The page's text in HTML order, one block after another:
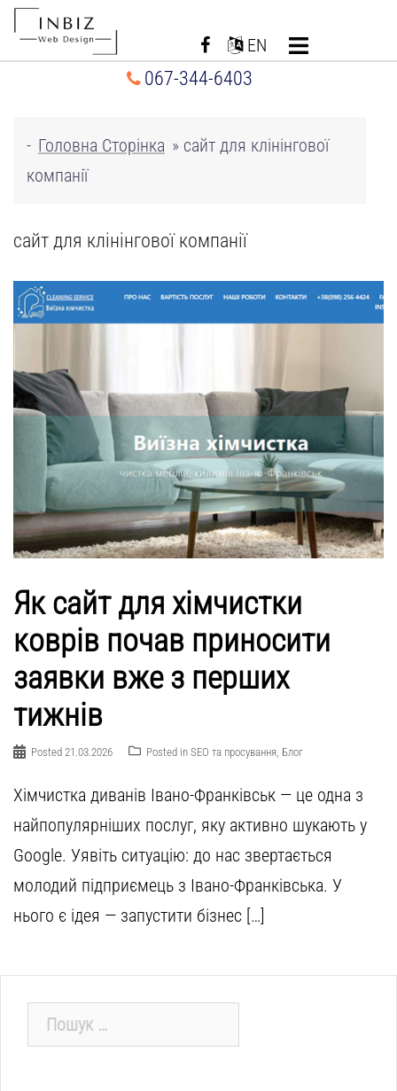
Перейти
EN
067-344-6403
- Головна Сторінка » сайт для клінінгової
компанії
сайт для клінінгової компанії
Як сайт для хімчистки
коврів почав приносити
заявки вже з перших
тижнів
Posted 21.03.2026 Posted in SEO та просування, Блог
Хімчистка диванів Івано-Франківськ — це одна з
найпопулярніших послуг, яку активно шукають у
Google. Уявіть ситуацію: до нас звертається
молодий підприємець з Івано-Франківська. У
нього є ідея — запустити бізнес […]
Пошук: